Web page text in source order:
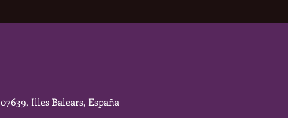
Illes Balears, España